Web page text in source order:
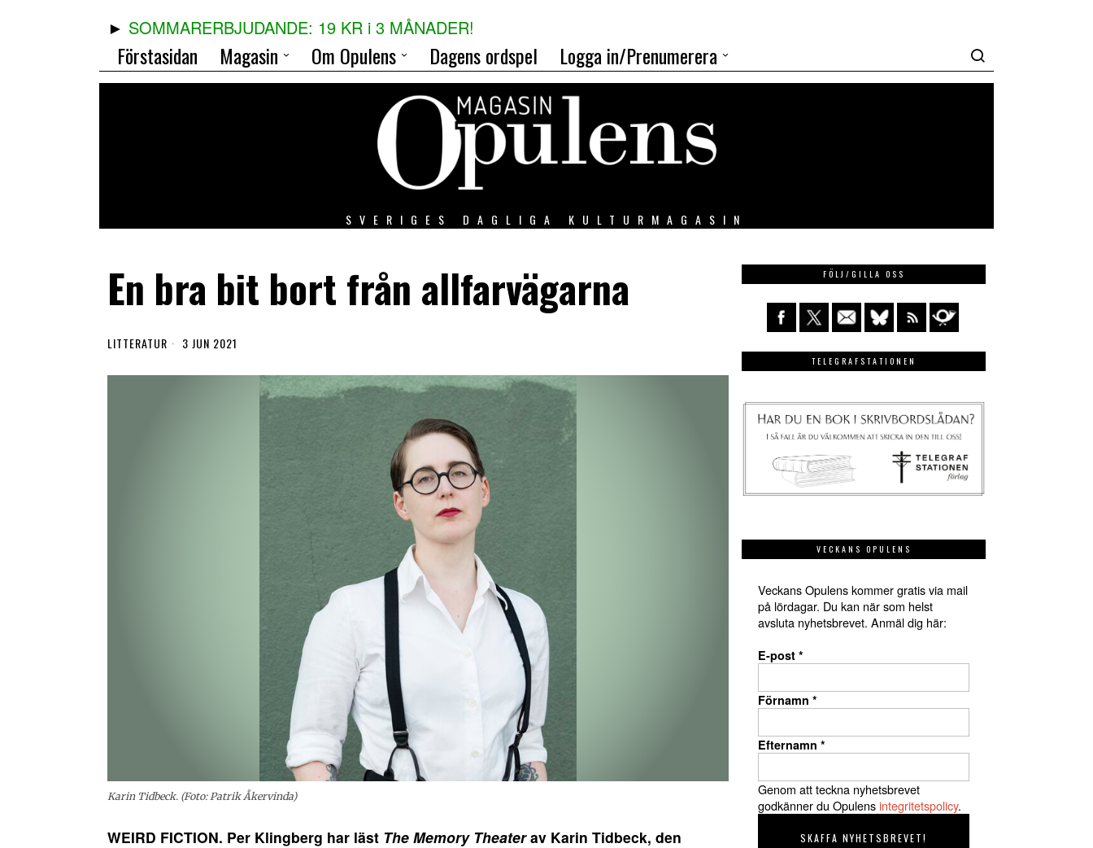
SOMMARERBJUDANDE: 19 KR i 3 MÅNADER!
Förstasidan Magasin Om Opulens Dagens ordspel Logga in/Prenumerera
SVERIGES DAGLIGA KULTURMAGASIN
En bra bit bort från allfarvägarna
LITTERATUR 3 JUN 2021
Karin Tidbeck. (Foto: Patrik Åkervinda)
WEIRD FICTION. Per Klingberg har läst The Memory Theaterav Karin Tidbeck, den
FÖLJ/GILLA OSS
TELEGRAFSTATIONEN
VECKANS OPULENS
Veckans Opulens kommer gratis via mail
på lördagar. Du kan när som helst
avsluta nyhetsbrevet. Anmäl dig här:
E-post *
Förnamn *
Efternamn *
Genom att teckna nyhetsbrevet
godkänner du Opulensintegritetspolicy.